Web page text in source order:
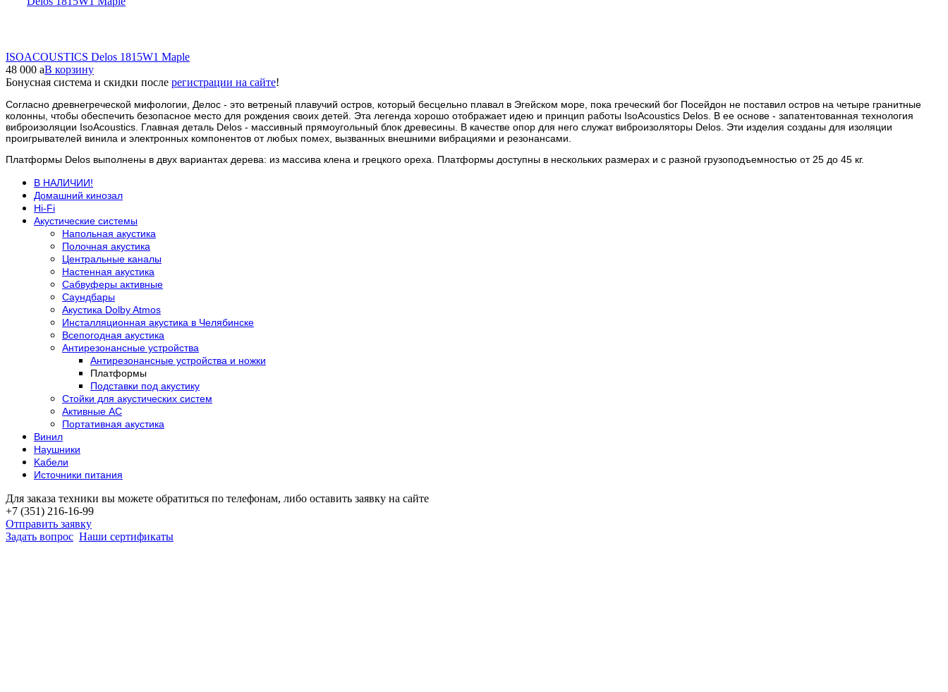
ISOACOUSTICS Delos 1815W1 Maple
48 000 aВ корзину
Бонусная система и скидки после регистрации на сайте!
Согласно древнегреческой мифологии, Делос - это ветреный плавучий остров, который бесцельно плавал в Эгейском море, пока греческий бог Посейдон не поставил остров на четыре гранитные
колонны, чтобы обеспечить безопасное место для рождения своих детей. Эта легенда хорошо отображает идею и принцип работы IsoAcoustics Delos. В ее основе - запатентованная технология
виброизоляции IsoAcoustics. Главная деталь Delos - массивный прямоугольный блок древесины. В качестве опор для него служат виброизоляторы Delos. Эти изделия созданы для изоляции
проигрывателей винила и электронных компонентов от любых помех, вызванных внешними вибрациями и резонансами.
Платформы Delos выполнены в двух вариантах дерева: из массива клена и грецкого ореха. Платформы доступны в нескольких размерах и с разной грузоподъемностью от 25 до 45 кг.
В НАЛИЧИИ!
Домашний кинозал
Hi-Fi
Акустические системы
Напольная акустика
Полочная акустика
Центральные каналы
Настенная акустика
Сабвуферы активные
Саундбары
Акустика Dolby Atmos
Инсталляционная акустика в Челябинске
Всепогодная акустика
Антирезонансные устройства
Антирезонансные устройства и ножки
Платформы
Подставки под акустику
Стойки для акустических систем
Активные АС
Портативная акустика
Винил
Наушники
Kабели
Источники питания
Для заказа техники вы можете обратиться по телефонам, либо оставить заявку на сайте
+7 (351) 216-16-99
Отправить заявку
Задать вопрос Наши сертификаты